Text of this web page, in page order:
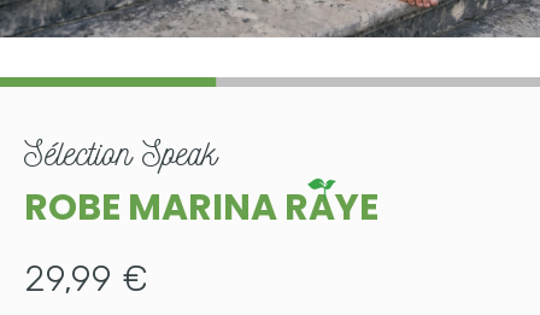
sélectionSpeak
ROBE MARINA RAYE
29,99 €